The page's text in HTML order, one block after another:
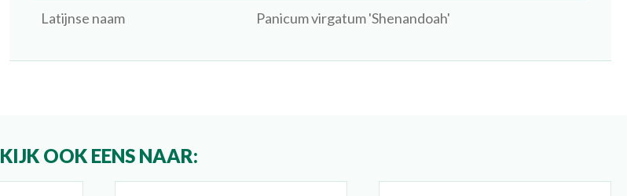
Latijnse naam Panicum virgatum 'Shenandoah'
KIJK OOK EENS NAAR: